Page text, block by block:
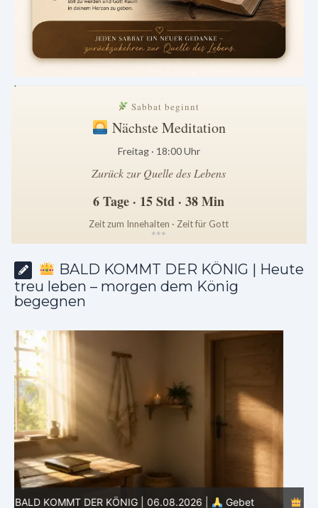
.
Sabbat beginnt
Nächste Meditation
Freitag · 18:00 Uhr
Zurück zur Quelle des Lebens
6 Tage · 15 Std · 38 Min
Zeit zum Innehalten · Zeit für Gott
***
BALD KOMMT DER KÖNIG | Heute
treu leben – morgen dem König
begegnen
BALD KOMMT DER KÖNIG | 05.08.2026 |
Tägliche